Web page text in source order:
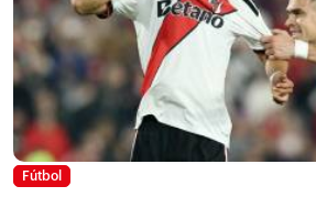
Fútbol